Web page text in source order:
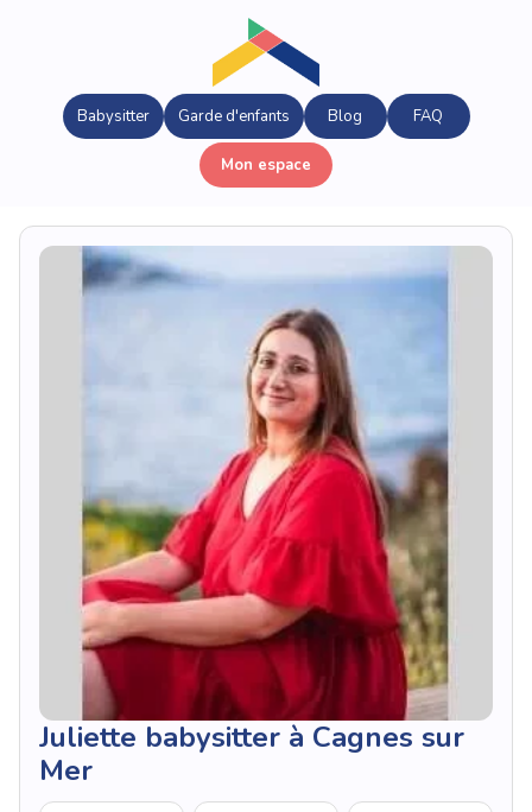
Babysitter Garde d'enfants Blog FAQ
Mon espace
Juliette babysitter à Cagnes sur
Mer